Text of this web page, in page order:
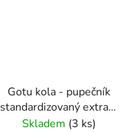
Gotu kola - pupečník
standardizovaný extrakt
kapsle 60 ks
Skladem (3 ks)